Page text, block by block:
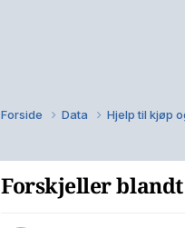
Forside Data Hjelp til kjøp
Forskjeller blandt